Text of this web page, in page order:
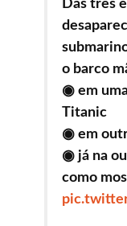
Das três
o barco
◉ em
Titanic
◉ em
◉ já na
como